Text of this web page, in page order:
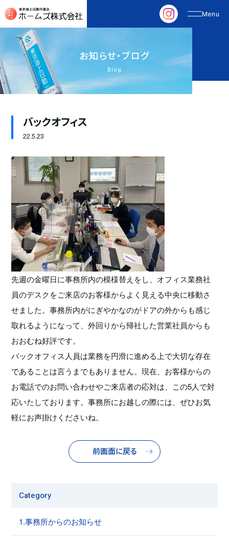
お知らせ・ブログ
Blog
バックオフィス
22.5.23
先週の金曜日に事務所内の模様替えをし、オフィス業務社
員のデスクをご来店のお客様からよく見える中央に移動さ
せました。事務所内がにぎやかなのがドアの外からも感じ
取れるようになって、外回りから帰社した営業社員からも
おおむね好評です。
バックオフィス人員は業務を円滑に進める上で大切な存在
であることは言うまでもありません。現在、お客様からの
お電話でのお問い合わせやご来店者の応対は、この5人で対
応いたしております。事務所にお越しの際には、ぜひお気
軽にお声掛けくださいね。
前画面に戻る
Category
1.事務所からのお知らせ